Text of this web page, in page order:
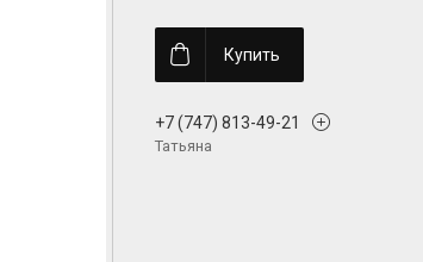
Купить
+7 (747) 813-49-21
Татьяна